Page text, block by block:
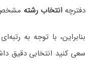
دفترچه انتخاب رشته
بنابراین، با توجه به
سعی کنید انتخابی دقیق